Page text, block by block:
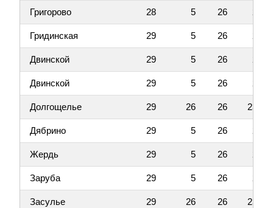
Григорово 28 5 26
Гридинская 29 5 26
Двинской 29 5 26
Двинской 29 5 26
Долгощелье 29 26 26 23
Дябрино 29 5 26
Жердь 29 5 26
Заруба 29 5 26
Засулье 29 26 26 23